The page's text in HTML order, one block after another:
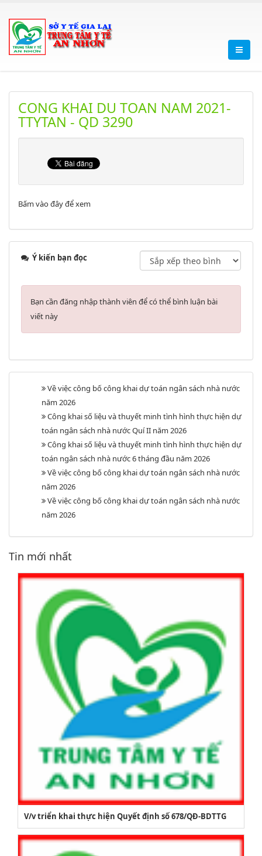
CONG KHAI DU TOAN NAM 2021-
TTYTAN - QD 3290
Bấm vào đây để xem
Ý kiến bạn đọc
Bạn cần đăng nhập thành viên để có thể bình luận bài
viết này
Về việc công bố công khai dự toán ngân sách nhà nước
năm 2026
Công khai số liệu và thuyết minh tình hình thực hiện dự
toán ngân sách nhà nước Quí II năm 2026
Công khai số liệu và thuyết minh tình hình thực hiện dự
toán ngân sách nhà nước 6 tháng đầu năm 2026
Về việc công bố công khai dự toán ngân sách nhà nước
năm 2026
Về việc công bố công khai dự toán ngân sách nhà nước
năm 2026
Tin mới nhất
V/v triển khai thực hiện Quyết định số 678/QĐ-BDTTG